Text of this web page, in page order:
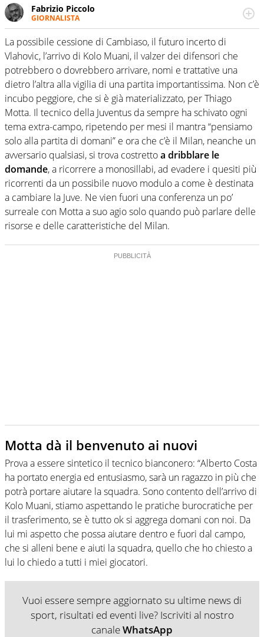
Fabrizio Piccolo
GIORNALISTA
Nella sua carriera ha seguito numerose manifestazioni
sportive e collaborato con agenzie e testate. Esperienza,
competenza, conoscenza e memoria storica. Si occupa
prevalentemente di calcio
La possibile cessione di Cambiaso, il futuro incerto di
Vlahovic, l’arrivo di Kolo Muani, il valzer dei difensori che
potrebbero o dovrebbero arrivare, nomi e trattative una
dietro l’altra alla vigilia di una partita importantissima. Non c’è
incubo peggiore, che si è già materializzato, per Thiago
Motta. Il tecnico della Juventus da sempre ha schivato ogni
tema extra-campo, ripetendo per mesi il mantra “pensiamo
solo alla partita di domani” e ora che c’è il Milan, neanche un
avversario qualsiasi, si trova costrettoa dribblare le
domande, a ricorrere a monosillabi, ad evadere i quesiti più
ricorrenti da un possibile nuovo modulo a come è destinata
a cambiare la Juve. Ne vien fuori una conferenza un po’
surreale con Motta a suo agio solo quando può parlare delle
risorse e delle caratteristiche del Milan.
Motta dà il benvenuto ai nuovi
Prova a essere sintetico il tecnico bianconero: “Alberto Costa
ha portato energia ed entusiasmo, sarà un ragazzo in più che
potrà portare aiutare la squadra. Sono contento dell’arrivo di
Kolo Muani, stiamo aspettando le pratiche burocratiche per
il trasferimento, se è tutto ok si aggrega domani con noi. Da
lui mi aspetto che possa aiutare dentro e fuori dal campo,
che si alleni bene e aiuti la squadra, quello che ho chiesto a
lui lo chiedo a tutti i miei giocatori.
Vuoi essere sempre aggiornato su ultime news di
sport, risultati ed eventi live? Iscriviti al nostro
canaleWhatsApp